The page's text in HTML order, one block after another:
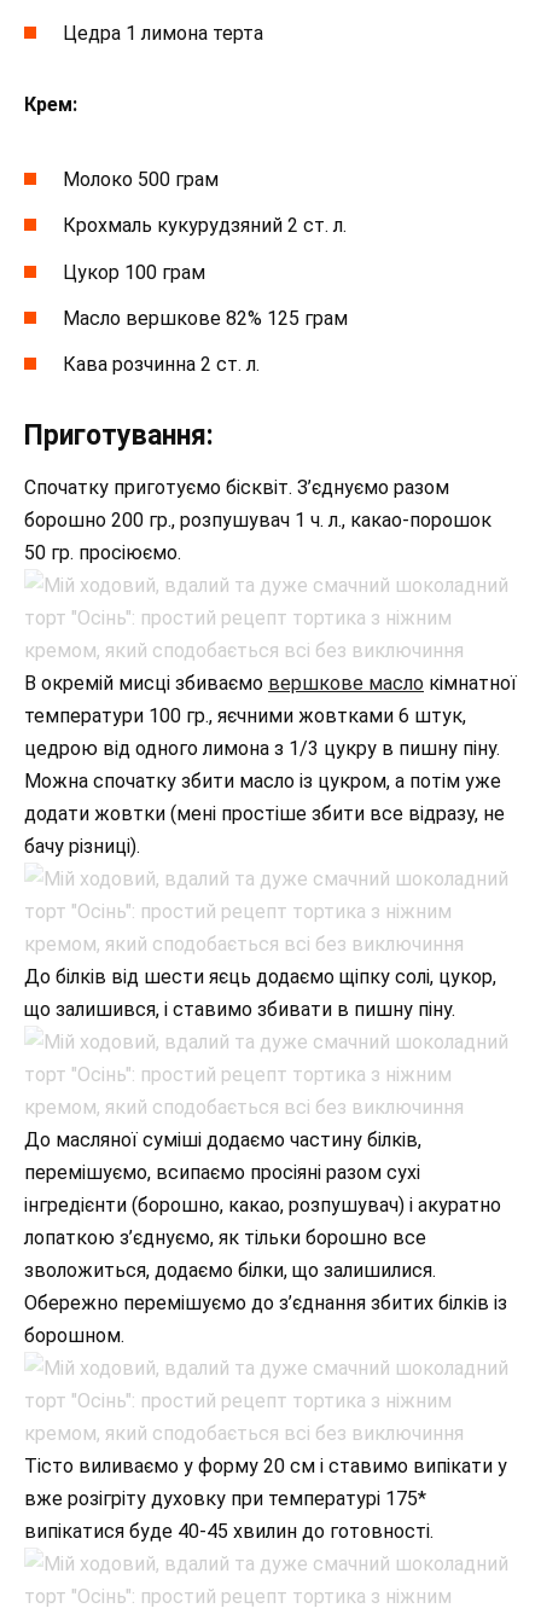
Цедра 1 лимона терта
Крем:
Молоко 500 грам
Крохмаль кукурудзяний 2 ст. л.
Цукор 100 грам
Масло вершкове 82% 125 грам
Кава розчинна 2 ст. л.
Приготування:
Спочатку приготуємо бісквіт. З’єднуємо разом
борошно 200 гр., розпушувач 1 ч. л., какао-порошок
50 гр. просіюємо.
В окремій мисці збиваємо вершкове масло кімнатної
температури 100 гр., яєчними жовтками 6 штук,
цедрою від одного лимона з 1/3 цукру в пишну піну.
Можна спочатку збити масло із цукром, а потім уже
додати жовтки (мені простіше збити все відразу, не
бачу різниці).
До білків від шести яєць додаємо щіпку солі, цукор,
що залишився, і ставимо збивати в пишну піну.
До масляної суміші додаємо частину білків,
перемішуємо, всипаємо просіяні разом сухі
інгредієнти (борошно, какао, розпушувач) і акуратно
лопаткою з’єднуємо, як тільки борошно все
зволожиться, додаємо білки, що залишилися.
Обережно перемішуємо до з’єднання збитих білків із
борошном.
Тісто виливаємо у форму 20 см і ставимо випікати у
вже розігріту духовку при температурі 175*
випікатися буде 40-45 хвилин до готовності.